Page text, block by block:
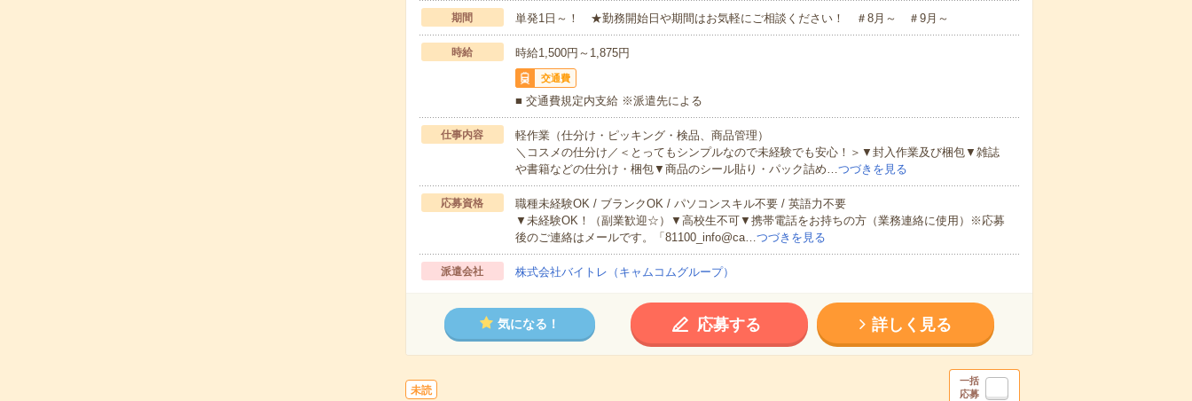
期間 単発1日～！ ★勤務開始日や期間はお気軽にご相談ください！ ＃8月～ ＃9月～
時給 時給1,500円～1,875円
交通費
■ 交通費規定内支給 ※派遣先による
仕事内容
軽作業（仕分け・ピッキング・検品、商品管理）
＼コスメの仕分け／＜とってもシンプルなので未経験でも安心！＞▼封入作業及び梱包▼雑誌
や書籍などの仕分け・梱包▼商品のシール貼り・パック詰め…つづきを見る
応募資格
職種未経験OK / ブランクOK / パソコンスキル不要 / 英語力不要
▼未経験OK！（副業歓迎☆）▼高校生不可▼携帯電話をお持ちの方（業務連絡に使用）※応募
後のご連絡はメールです。「81100_info@ca…つづきを見る
派遣会社 株式会社バイトレ（キャムコムグループ）
気になる！ 応募する 詳しく見る
未読
一括
応募